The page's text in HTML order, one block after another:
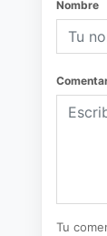
Nombre
Tu